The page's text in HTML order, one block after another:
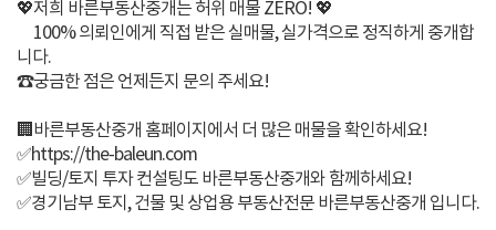
💖저희 바른부동산중개는 허위 매물 ZERO! 💖
100% 의뢰인에게 직접 받은 실매물, 실가격으로 정직하게 중개합
니다.
☎️궁금한 점은 언제든지 문의 주세요!
🏢바른부동산중개 홈페이지에서 더 많은 매물을 확인하세요!
✅https://the-baleun.com
✅빌딩/토지 투자 컨설팅도 바른부동산중개와 함께하세요!
✅경기남부 토지, 건물 및 상업용 부동산전문 바른부동산중개 입니다.